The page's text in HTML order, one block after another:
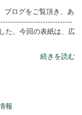
ログをご覧頂き、あ
た。今回の表紙は、広
続きを読む
報